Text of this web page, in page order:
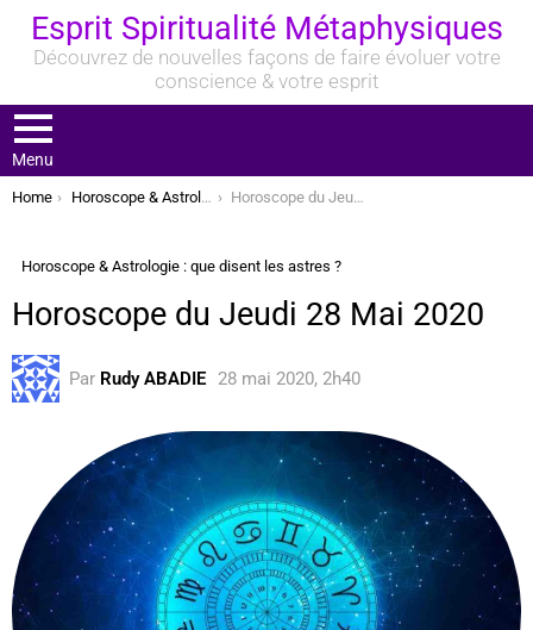
Esprit Spiritualité Métaphysiques
Découvrez de nouvelles façons de faire évoluer votre
conscience & votre esprit
Menu
You are here:
Home Horoscope & Astrologie : que disent les astres ? Horoscope du Jeudi 28 Mai 2020
Horoscope & Astrologie : que disent les astres ?
Horoscope du Jeudi 28 Mai 2020
Par Rudy ABADIE 28 mai 2020, 2h40